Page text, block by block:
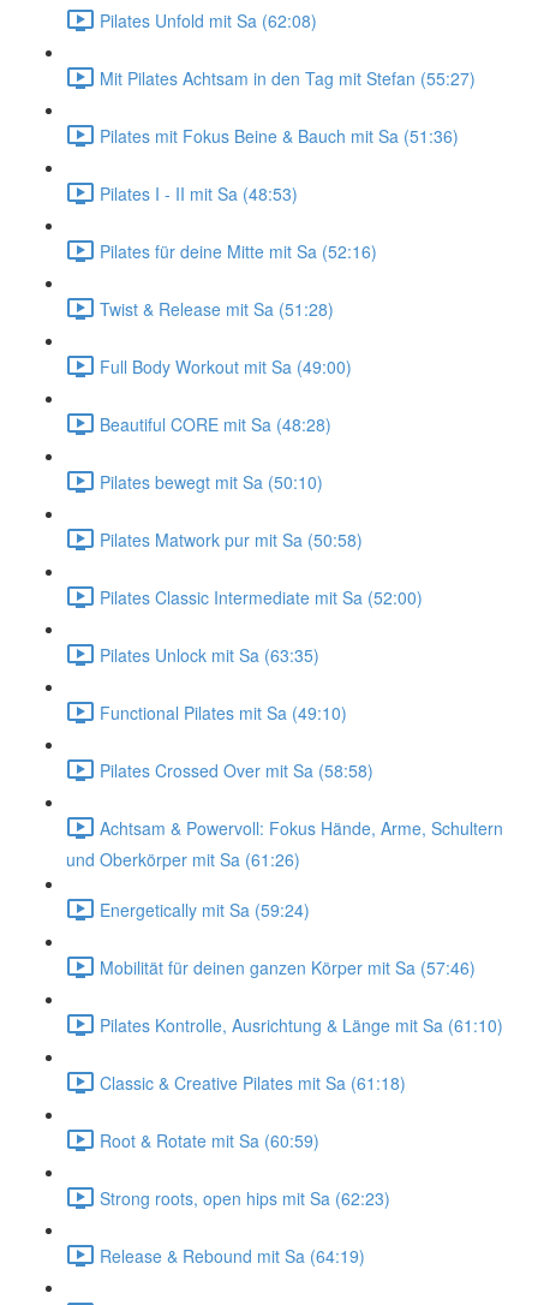
Pilates Unfold mit Sa (62:08)
Mit Pilates Achtsam in den Tag mit Stefan (55:27)
Pilates mit Fokus Beine & Bauch mit Sa (51:36)
Pilates I - II mit Sa (48:53)
Pilates für deine Mitte mit Sa (52:16)
Twist & Release mit Sa (51:28)
Full Body Workout mit Sa (49:00)
Beautiful CORE mit Sa (48:28)
Pilates bewegt mit Sa (50:10)
Pilates Matwork pur mit Sa (50:58)
Pilates Classic Intermediate mit Sa (52:00)
Pilates Unlock mit Sa (63:35)
Functional Pilates mit Sa (49:10)
Pilates Crossed Over mit Sa (58:58)
Achtsam & Powervoll: Fokus Hände, Arme, Schultern
und Oberkörper mit Sa (61:26)
Energetically mit Sa (59:24)
Mobilität für deinen ganzen Körper mit Sa (57:46)
Pilates Kontrolle, Ausrichtung & Länge mit Sa (61:10)
Classic & Creative Pilates mit Sa (61:18)
Root & Rotate mit Sa (60:59)
Strong roots, open hips mit Sa (62:23)
Release & Rebound mit Sa (64:19)